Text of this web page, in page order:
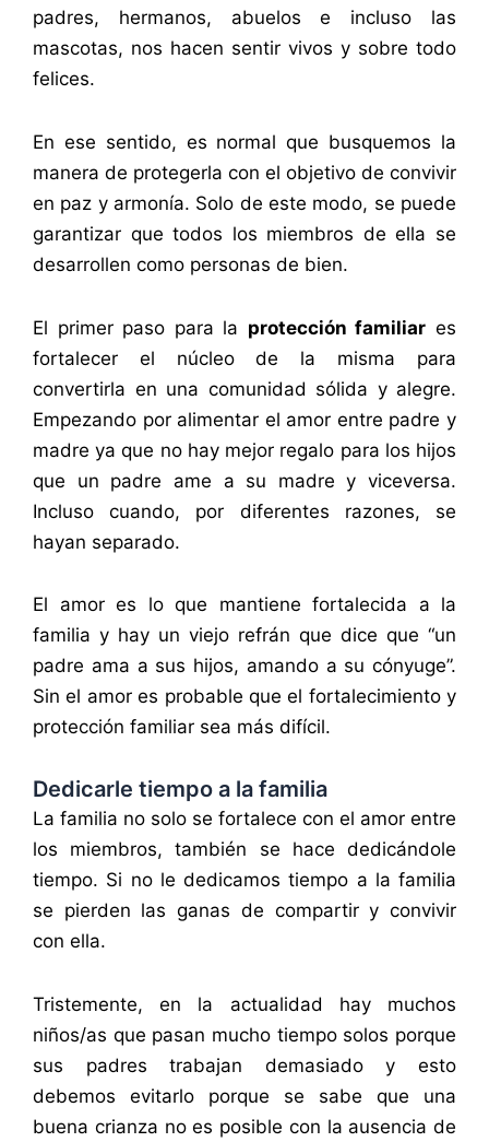
padres, hermanos, abuelos e incluso las
mascotas, nos hacen sentir vivos y sobre todo
felices.
En ese sentido, es normal que busquemos la
manera de protegerla con el objetivo de convivir
en paz y armonía. Solo de este modo, se puede
garantizar que todos los miembros de ella se
desarrollen como personas de bien.
El primer paso para la protección familiar es
fortalecer el núcleo de la misma para
convertirla en una comunidad sólida y alegre.
Empezando por alimentar el amor entre padre y
madre ya que no hay mejor regalo para los hijos
que un padre ame a su madre y viceversa.
Incluso cuando, por diferentes razones, se
hayan separado.
El amor es lo que mantiene fortalecida a la
familia y hay un viejo refrán que dice que “un
padre ama a sus hijos, amando a su cónyuge”.
Sin el amor es probable que el fortalecimiento y
protección familiar sea más difícil.
Dedicarle tiempo a la familia
La familia no solo se fortalece con el amor entre
los miembros, también se hace dedicándole
tiempo. Si no le dedicamos tiempo a la familia
se pierden las ganas de compartir y convivir
con ella.
Tristemente, en la actualidad hay muchos
niños/as que pasan mucho tiempo solos porque
sus padres trabajan demasiado y esto
debemos evitarlo porque se sabe que una
buena crianza no es posible con la ausencia de